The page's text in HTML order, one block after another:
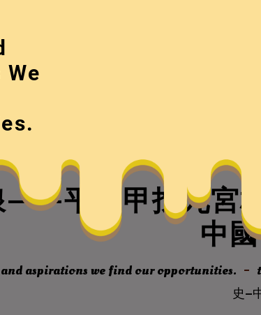
平館甲找九宮
中
aspirations we find our opportunities.
史–